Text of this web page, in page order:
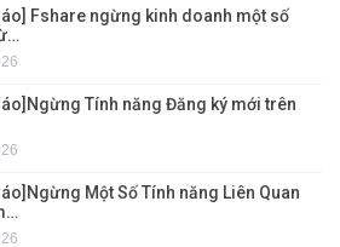
Fshare ngừng kinh doanh một số
Tính năng Đăng ký mới trên
Một Số Tính năng Liên Quan